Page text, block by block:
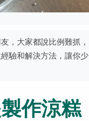
，大家都說比例難抓，
驗和解決方法，讓你少
作涼糕